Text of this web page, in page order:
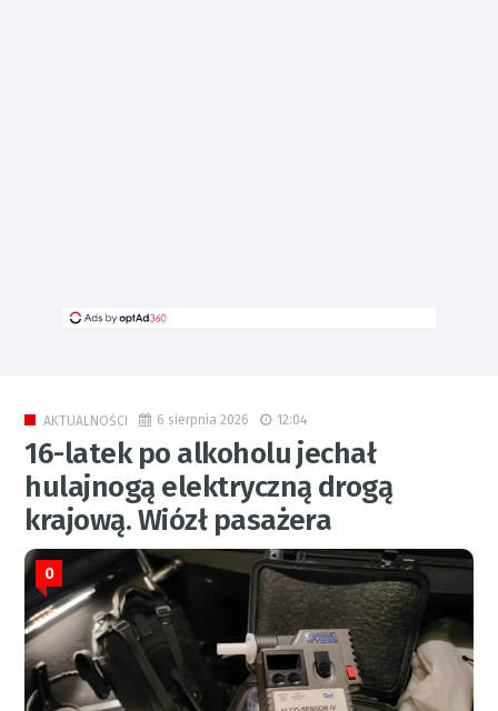
AKTUALNOŚCI 6 sierpnia 2026 12:04
16-latek po alkoholu jechał
hulajnogą elektryczną drogą
krajową. Wiózł pasażera
0